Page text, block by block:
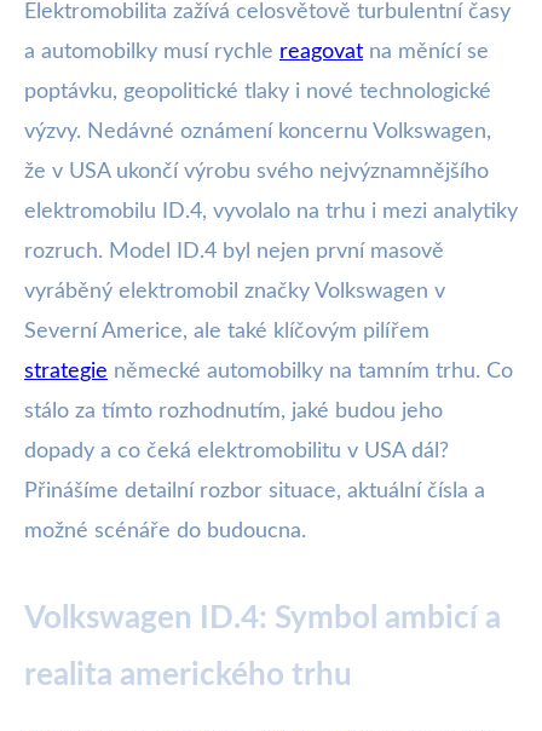
Elektromobilita zažívá celosvětově turbulentní časy
a automobilky musí rychle reagovat na měnící se
poptávku, geopolitické tlaky i nové technologické
výzvy. Nedávné oznámení koncernu Volkswagen,
že v USA ukončí výrobu svého nejvýznamnějšího
elektromobilu ID.4, vyvolalo na trhu i mezi analytiky
rozruch. Model ID.4 byl nejen první masově
vyráběný elektromobil značky Volkswagen v
Severní Americe, ale také klíčovým pilířem
strategie německé automobilky na tamním trhu. Co
stálo za tímto rozhodnutím, jaké budou jeho
dopady a co čeká elektromobilitu v USA dál?
Přinášíme detailní rozbor situace, aktuální čísla a
možné scénáře do budoucna.
Volkswagen ID.4: Symbol ambicí a
realita amerického trhu